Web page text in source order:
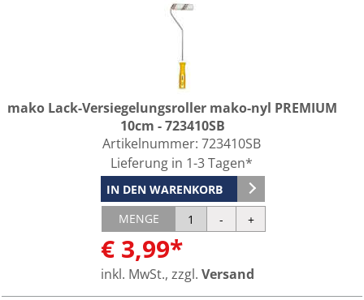
mako Lack-Versiegelungsroller mako-nyl PREMIUM
10cm - 723410SB
Artikelnummer:723410SB
Lieferung in 1-3 Tagen*
IN DEN WARENKORB
MENGE
€ 3,99*
inkl. MwSt., zzgl. Versand